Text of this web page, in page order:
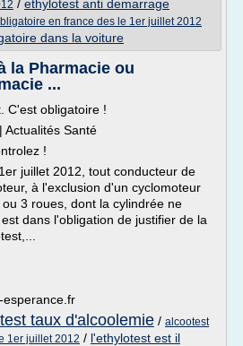
/ ethylotest anti demarrage
en france des le 1er juillet 2012
dans la voiture
la Pharmacie ou
...
C'est obligatoire !
Actualités Santé
!
juillet 2012, tout conducteur de
à l'exclusion d'un cyclomoteur
3 roues, dont la cylindrée ne
dans l'obligation de justifier de la
esperance.fr
taux d'alcoolemie / alcootest
1er juillet 2012 / l'ethylotest est il